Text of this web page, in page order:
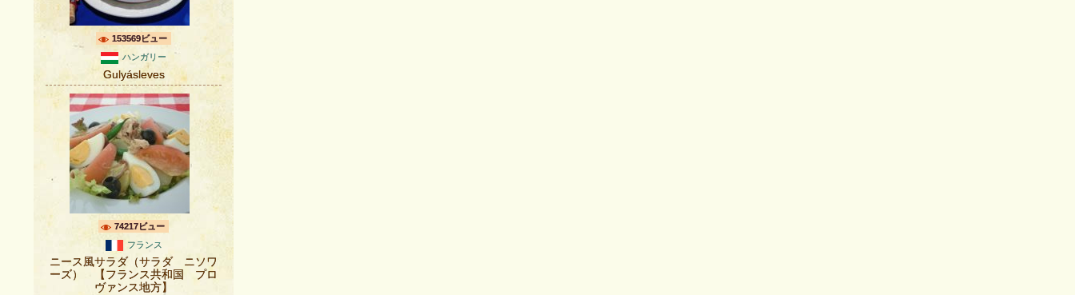
153569ビュー
ハンガリー
Gulyásleves
74217ビュー
フランス
ニース風サラダ（サラダ ニソワ
ーズ） 【フランス共和国 プロ
ヴァンス地方】